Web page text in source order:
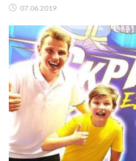
07.06.2019